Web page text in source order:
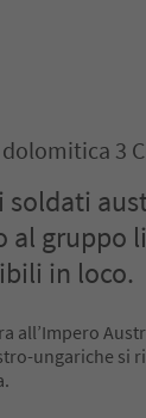
3
soldati
al gruppo
in loco.
all’Impero
ungariche si